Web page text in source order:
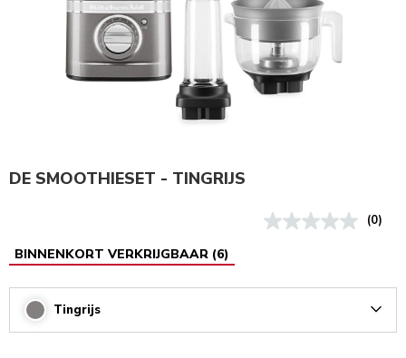
DE SMOOTHIESET - TINGRIJS
(0)
BINNENKORT VERKRIJGBAAR (6)
Tingrijs